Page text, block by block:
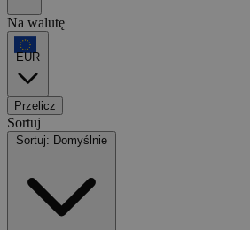
Na walutę
EUR
Przelicz
Sortuj
Sortuj: Domyślnie